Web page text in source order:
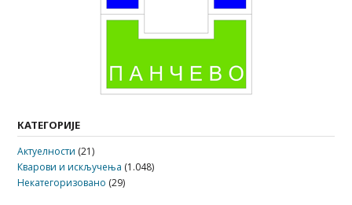
КАТЕГОРИЈЕ
Актуелности (21)
Кварови и искључења (1.048)
Некатегоризовано (29)